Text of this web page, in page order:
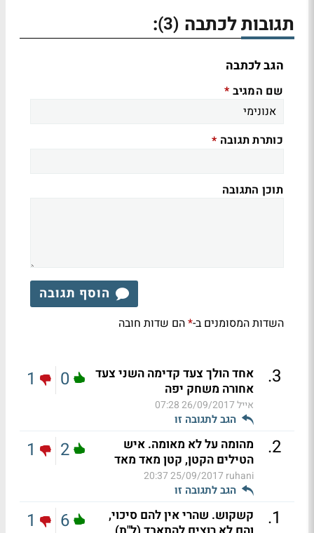
תגובות לכתבה (3)
:
הגב לכתבה
שם המגיב *
כותרת תגובה *
תוכן התגובה
הוסף תגובה
השדות המסומנים ב-*הם שדות חובה
3
.
אחד הולך צעד קדימה השני צעד
אחורה משחק יפה
אייל26/09/2017 07:28
הגב לתגובה זו
0
1
2
.
מהומה על לא מאומה. איש
הטילים הקטן, קטן מאד מאד
ruhani
25/09/2017 20:37
הגב לתגובה זו
2
1
1
.
קשקוש. שהרי אין להם סיכוי,
6
1